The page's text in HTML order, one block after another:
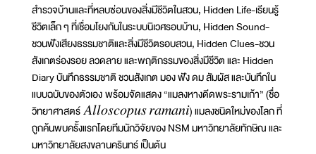
สำรวจบ้านและที่หลบซ่อนของสิ่งมีชีวิตในสวน, Hidden Life-เรียนรู้
ชีวิตเล็ก ๆ ที่เชื่อมโยงกันในระบบนิเวศรอบบ้าน, Hidden Sound-
ชวนฟังเสียงธรรมชาติและสิ่งมีชีวิตรอบสวน, Hidden Clues-ชวน
สังเกตร่องรอย ลวดลาย และพฤติกรรมของสิ่งมีชีวิต และ Hidden
Diary บันทึกธรรมชาติ ชวนสังเกต มอง ฟัง ดม สัมผัส และบันทึกใน
แบบฉบับของตัวเอง พร้อมจัดแสดง “แมลงหางดีดพระรามเก้า” (ชื่อ
วิทยาศาสตร์ 𝐴𝑙𝑙𝑜𝑠𝑐𝑜𝑝𝑢𝑠 𝑟𝑎𝑚𝑎𝑛𝑖) แมลงชนิดใหม่ของโลก ที่
ถูกค้นพบครั้งแรกโดยทีมนักวิจัยของ NSM มหาวิทยาลัยทักษิณ และ
มหาวิทยาลัยสงขลานครินทร์ เป็นต้น